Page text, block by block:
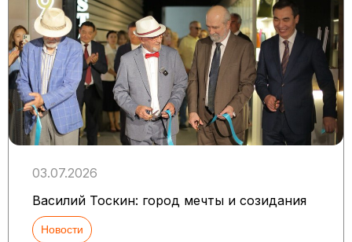
03.07.2026
Василий Тоскин: город мечты и созидания
Новости